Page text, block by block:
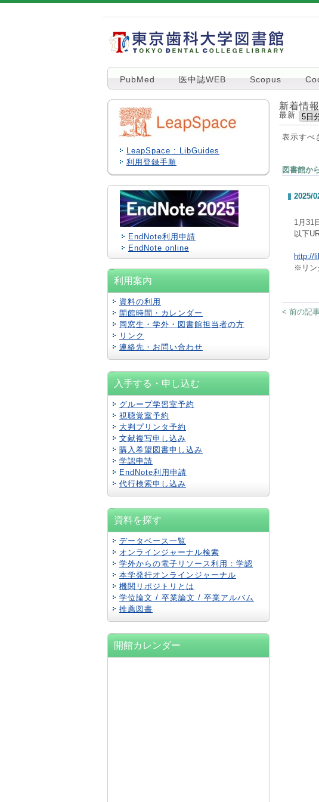
PubMed 医中誌WEB Scopus
LeapSpace : LibGuides
利用登録手順
EndNote利用申請
EndNote online
利用案内
資料の利用
開館時間・カレンダー
同窓生・学外・図書館担当者の方
リンク
連絡先・お問い合わせ
入手する・申し込む
グループ学習室予約
視聴覚室予約
大判プリンタ予約
文献複写申し込み
購入希望図書申し込み
学認申請
EndNote利用申請
代行検索申し込み
資料を探す
データベース一覧
オンラインジャーナル検索
学外からの電子リソース利用：学認
本学発行オンラインジャーナル
機関リポジトリとは
学位論文 / 卒業論文 / 卒業アルバム
推薦図書
開館カレンダー
新着情報
最新
表示すべ
図書館か
2025/
1月31
以下
http://
※リン
< 前の記